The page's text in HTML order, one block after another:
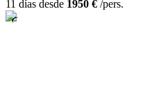
11 días desde 1950 € /pers.